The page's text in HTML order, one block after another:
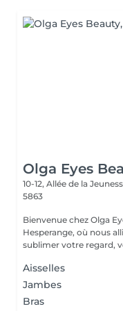
Olga Eyes
10-12, Allée de la
5863
Bienvenue chez Olga
Hesperange, où nous
sublimer votre regard,
Aisselles
Jambes
Bras